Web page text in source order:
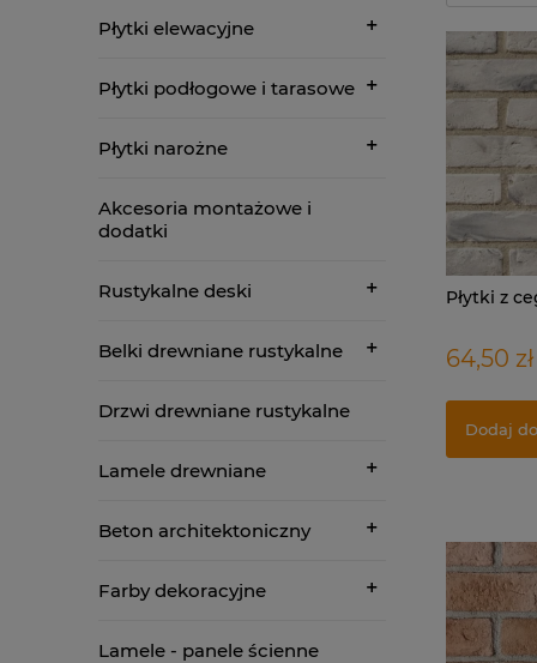
Płytki elewacyjne
Płytki podłogowe i tarasowe
Płytki narożne
Akcesoria montażowe i
dodatki
Rustykalne deski
Belki drewniane rustykalne
Drzwi drewniane rustykalne
Lamele drewniane
Beton architektoniczny
Farby dekoracyjne
Lamele - panele ścienne
Płytki z
64,50 zł
Dodaj